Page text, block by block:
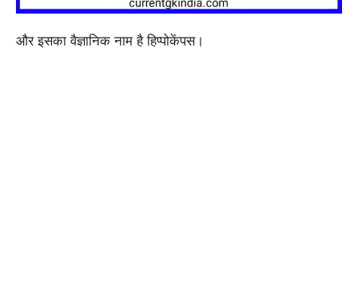
और इसका वैज्ञानिक नाम है हिप्पोकेंपस।